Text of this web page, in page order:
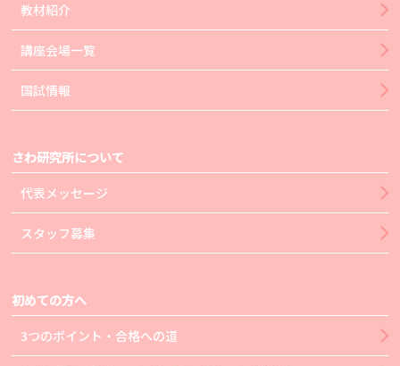
教材紹介
講座会場一覧
国試情報
さわ研究所について
代表メッセージ
スタッフ募集
初めての方へ
3つのポイント・合格への道